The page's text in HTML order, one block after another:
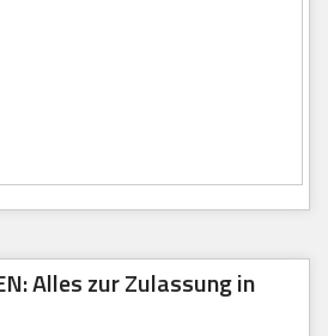
Alles zur Zulassung in